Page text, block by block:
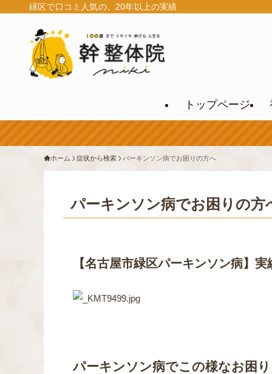
緑区で口コミ人気の、20年以上の実績
トップページ
ホーム 症状から検索 パーキンソン病でお困りの方へ
パーキンソン病でお困りの方
【名古屋市緑区パーキンソン病】
パーキンソン病でこの様なお困